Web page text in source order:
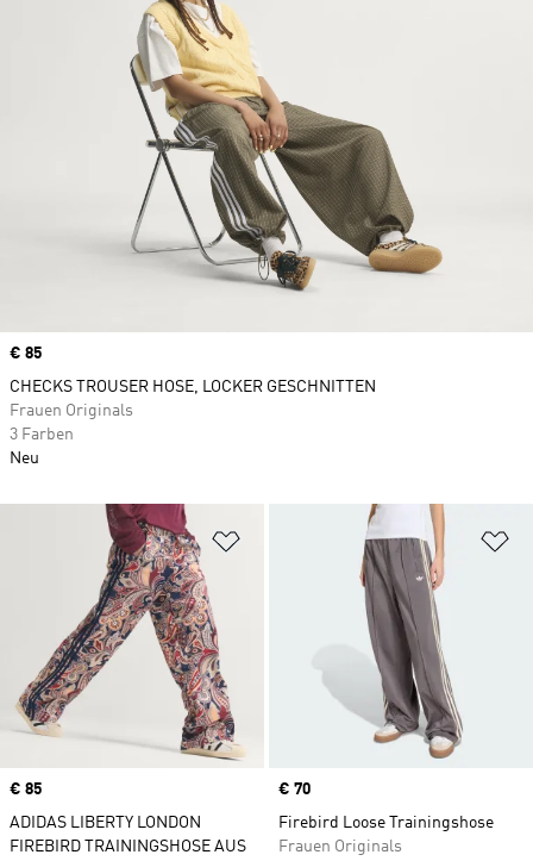
Zur Wunschliste hinzufügen
Price
€ 85
ADIDAS LIBERTY LONDON
FIREBIRD TRAININGSHOSE AUS
Price
€ 70
Firebird Loose Trainingshose
Frauen Originals
Price
€ 85
CHECKS TROUSER HOSE, LOCKER GESCHNITTEN
Frauen Originals
3 Farben
Neu